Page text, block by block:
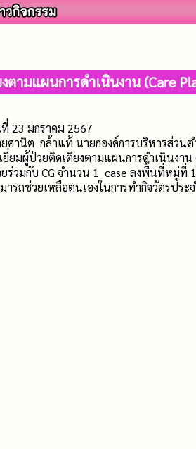
ตามแผนการดำเนินงาน (Care
23 มกราคม 2567
ศานิต กล้าแท้ นายกองค์การบริหารส่วน
ยี่ยมผู้ป่วยติดเตียงตามแผนการดำเนินงาน
ร่วมกับ CG จำนวน 1 case ลงพื้นที่หมู่ที่
ารถช่วยเหลือตนเองในการทำกิจวัตรประ